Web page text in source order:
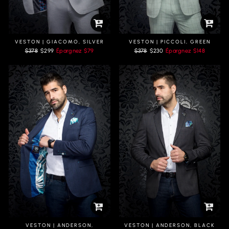
VESTON | GIACOMO, SILVER
Prix
$378 Prix
$299 Épargnez $79
VESTON | PICCOLI, GREEN
Prix
$378 Prix
$230 Épargnez $148
VESTON | ANDERSON,
VESTON | ANDERSON, BLACK